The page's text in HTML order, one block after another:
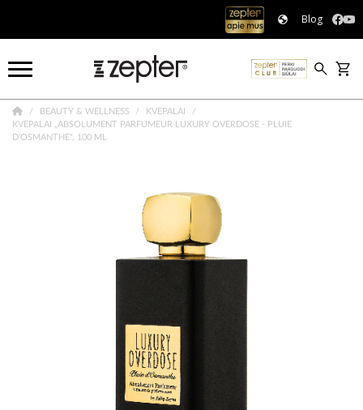
Blog
BEAUTY & WELLNESS
KVEPALAI
KVEPALAI „ABSOLUMENT PARFUMEUR LUXURY OVERDOSE - PLUIE
D'OSMANTHE“, 100 ML